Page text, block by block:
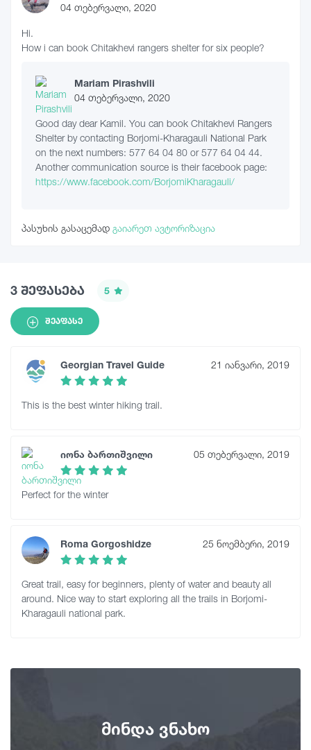
04 თებერვალი, 2020
Hi.
How i can book Chitakhevi rangers shelter for six people?
Mariam Pirashvili
04 თებერვალი, 2020
Good day dear Kamil. You can book Chitakhevi Rangers
Shelter by contacting Borjomi-Kharagauli National Park
on the next numbers: 577 64 04 80 or 577 64 04 44.
Another communication source is their facebook page:
https://www.facebook.com/BorjomiKharagauli/
პასუხის გასაცემად გაიარეთ ავტორიზაცია
3 შეფასება 5
ᲨᲔᲐᲤᲐᲡᲔ
Georgian Travel Guide 21 იანვარი, 2019
This is the best winter hiking trail.
იონა ბართიშვილი 05 თებერვალი, 2019
Perfect for the winter
Roma Gorgoshidze 25 ნოემბერი, 2019
Great trail, easy for beginners, plenty of water and beauty all
around. Nice way to start exploring all the trails in Borjomi-
Kharagauli national park.
მინდა ვნახო